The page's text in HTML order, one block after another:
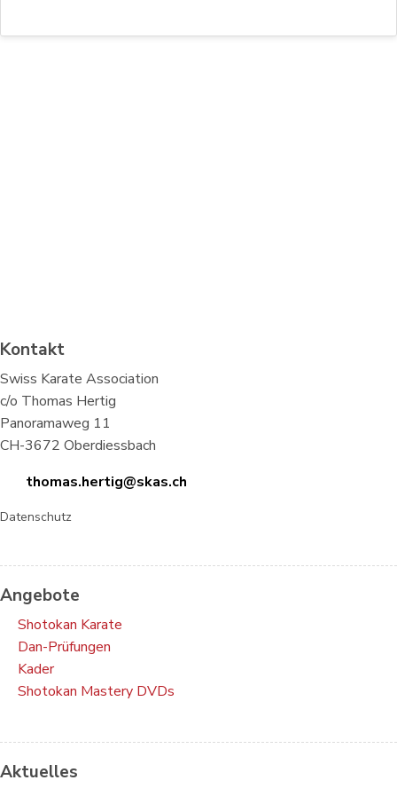
Kontakt
Swiss Karate Association
c/o Thomas Hertig
Panoramaweg 11
CH-3672 Oberdiessbach
thomas.hertig@skas.ch
Datenschutz
Angebote
Shotokan Karate
Dan-Prüfungen
Kader
Shotokan Mastery DVDs
Aktuelles